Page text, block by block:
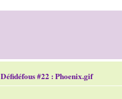
Défidéfous #22 : Phoenix.gif